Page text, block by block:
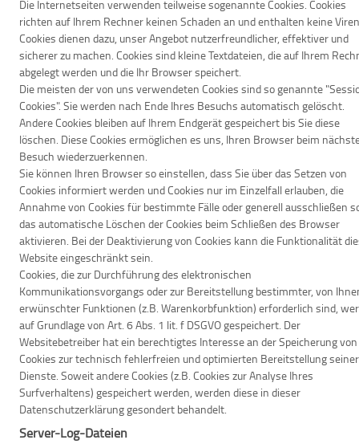
Die Internetseiten verwenden teilweise sogenannte Cookies. Cookies
richten auf Ihrem Rechner keinen Schaden an und enthalten keine
Cookies dienen dazu, unser Angebot nutzerfreundlicher, effektiver und
sicherer zu machen. Cookies sind kleine Textdateien, die auf Ihrem
abgelegt werden und die Ihr Browser speichert.
Die meisten der von uns verwendeten Cookies sind so genannte
Cookies". Sie werden nach Ende Ihres Besuchs automatisch gelöscht.
Andere Cookies bleiben auf Ihrem Endgerät gespeichert bis Sie diese
löschen. Diese Cookies ermöglichen es uns, Ihren Browser beim
Besuch wiederzuerkennen.
Sie können Ihren Browser so einstellen, dass Sie über das Setzen von
Cookies informiert werden und Cookies nur im Einzelfall erlauben, die
Annahme von Cookies für bestimmte Fälle oder generell ausschließen
das automatische Löschen der Cookies beim Schließen des Browser
aktivieren. Bei der Deaktivierung von Cookies kann die Funktionalität
Website eingeschränkt sein.
Cookies, die zur Durchführung des elektronischen
Kommunikationsvorgangs oder zur Bereitstellung bestimmter, von
erwünschter Funktionen (z.B. Warenkorbfunktion) erforderlich sind,
auf Grundlage von Art. 6 Abs. 1 lit. f DSGVO gespeichert. Der
Websitebetreiber hat ein berechtigtes Interesse an der Speicherung von
Cookies zur technisch fehlerfreien und optimierten Bereitstellung seiner
Dienste. Soweit andere Cookies (z.B. Cookies zur Analyse Ihres
Surfverhaltens) gespeichert werden, werden diese in dieser
Datenschutzerklärung gesondert behandelt.
Server-Log-Dateien